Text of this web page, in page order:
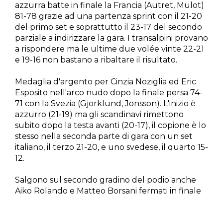
azzurra batte in finale la Francia (Autret, Mulot)
81-78 grazie ad una partenza sprint con il 21-20
del primo set e soprattutto il 23-17 del secondo
parziale a indirizzare la gara. I transalpini provano
a rispondere ma le ultime due volée vinte 22-21
e 19-16 non bastano a ribaltare il risultato.
Medaglia d'argento per Cinzia Noziglia ed Eric
Esposito nell'arco nudo dopo la finale persa 74-
71 con la Svezia (Gjorklund, Jonsson). L'inizio è
azzurro (21-19) ma gli scandinavi rimettono
subito dopo la testa avanti (20-17), il copione è lo
stesso nella seconda parte di gara con un set
italiano, il terzo 21-20, e uno svedese, il quarto 15-
12.
Salgono sul secondo gradino del podio anche
Aiko Rolando e Matteo Borsani fermati in finale